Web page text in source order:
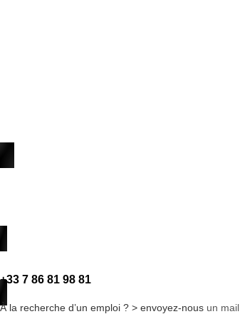
+33 7 86 81 98 81
À la recherche d’un emploi ? > envoyez-nous un mail